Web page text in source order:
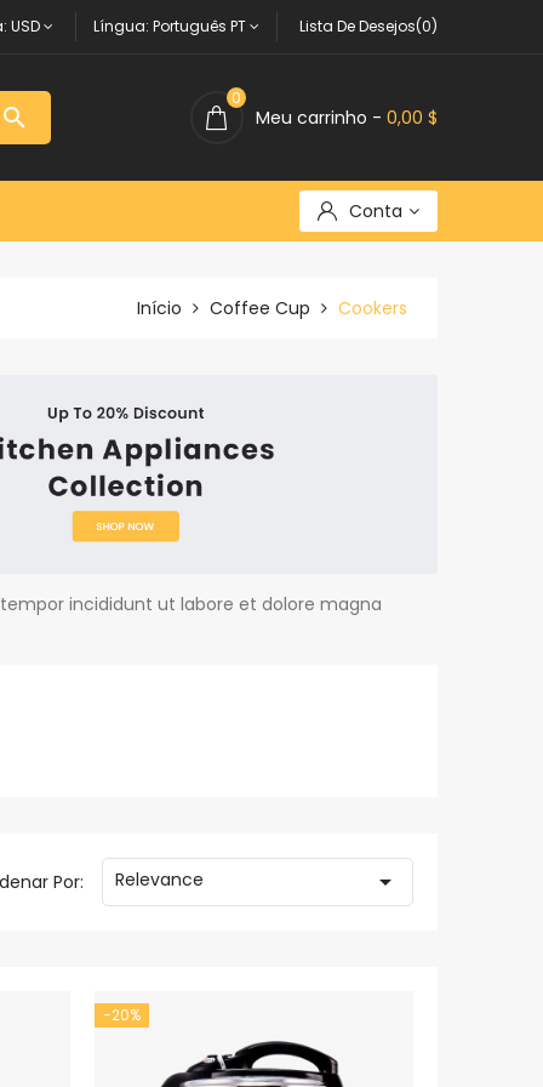
USD Língua: Português PT Lista De Desejos(0)
 Meu carrinho - 0,00 $
0
Conta
Início Coffee Cup Cookers
incididunt ut labore et dolore magna
Por: Relevance 
-20%